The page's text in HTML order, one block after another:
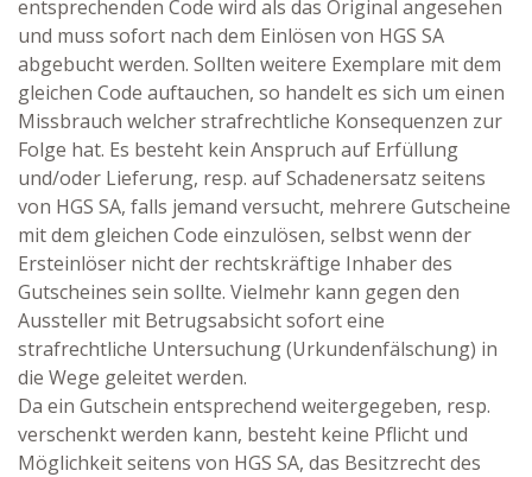
entsprechenden Code wird als das Original angesehen
und muss sofort nach dem Einlösen von HGS SA
abgebucht werden. Sollten weitere Exemplare mit dem
gleichen Code auftauchen, so handelt es sich um einen
Missbrauch welcher strafrechtliche Konsequenzen zur
Folge hat. Es besteht kein Anspruch auf Erfüllung
und/oder Lieferung, resp. auf Schadenersatz seitens
von HGS SA, falls jemand versucht, mehrere Gutscheine
mit dem gleichen Code einzulösen, selbst wenn der
Ersteinlöser nicht der rechtskräftige Inhaber des
Gutscheines sein sollte. Vielmehr kann gegen den
Aussteller mit Betrugsabsicht sofort eine
strafrechtliche Untersuchung (Urkundenfälschung) in
die Wege geleitet werden.
Da ein Gutschein entsprechend weitergegeben, resp.
verschenkt werden kann, besteht keine Pflicht und
Möglichkeit seitens von HGS SA, das Besitzrecht des